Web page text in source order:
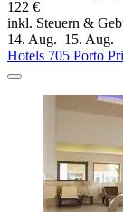
122 €
inkl. Steuern &
14. Aug.–15. Aug.
Hotels 705 Porto